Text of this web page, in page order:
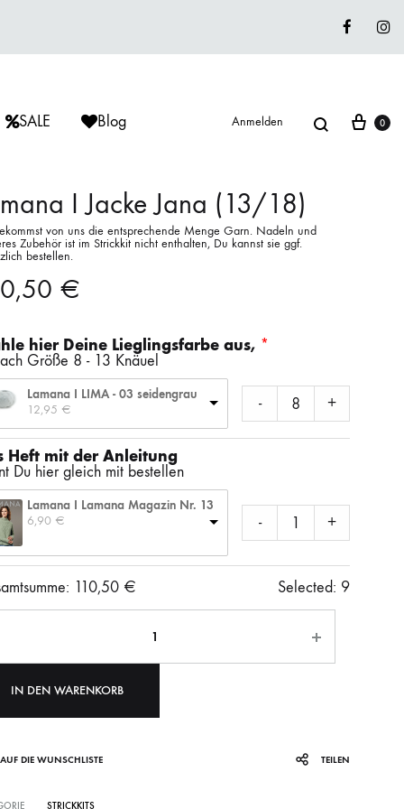
ÈRIU
LITLG (LIFE IN THE LONG GRASS)
SOCKENWOLLE
ISAGER
ISAGER
ANDERE SCHÖNE BÜCHER
SALE Blog Anmelden Suche 0
I Jacke Jana (13/18)
von uns die entsprechende Menge Garn. Nadeln und
Zubehör ist im Strickkit nicht enthalten, Du kannst sie ggf.
bestellen.
€
hier Deine Lieglingsfarbe aus,
Größe 8 - 13 Knäuel
Lamana I LIMA - 03 seidengrau
12,95 € - +
Heft mit der Anleitung
Du hier gleich mit bestellen
Lamana I Lamana Magazin Nr. 13
6,90 € - +
110,50 € Selected: 9
IN DEN WARENKORB
AUF DIE WUNSCHLISTE TEILEN
STRICKKITS